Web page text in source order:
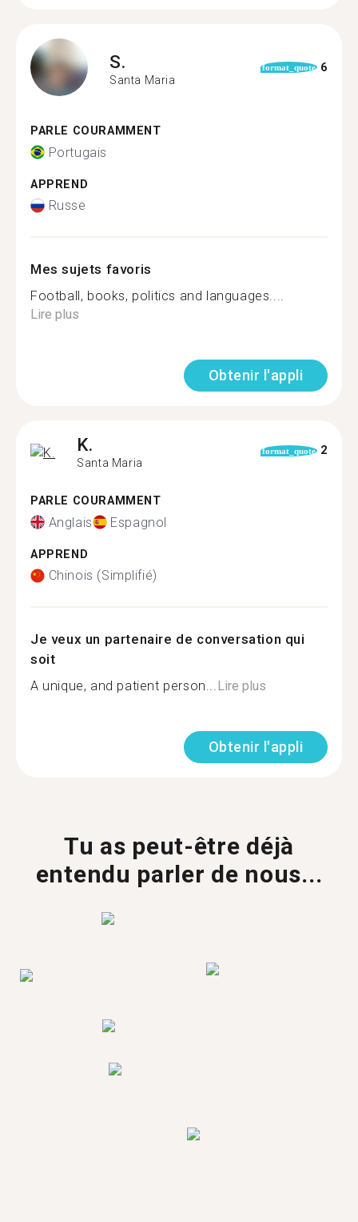
S.
Santa Maria
format_quote 6
PARLE COURAMMENT
Portugais
APPREND
Russe
Mes sujets favoris
Football, books, politics and languages....
Lire plus
Obtenir l'appli
K.
Santa Maria
format_quote 2
PARLE COURAMMENT
Anglais Espagnol
APPREND
Chinois (Simplifié)
Je veux un partenaire de conversation qui
soit
A unique, and patient person...Lire plus
Obtenir l'appli
Tu as peut-être déjà
entendu parler de nous...